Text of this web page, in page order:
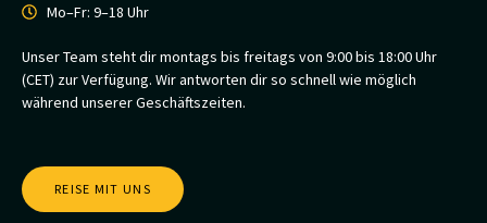
Mo–Fr: 9–18 Uhr
Unser Team steht dir montags bis freitags von 9:00 bis 18:00 Uhr
(CET) zur Verfügung. Wir antworten dir so schnell wie möglich
während unserer Geschäftszeiten.
REISE MIT UNS